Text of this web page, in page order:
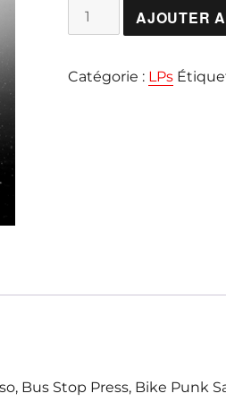
quantité
de
"s/t"
AJOUTER
Catégorie : LPs
Bus Stop Press, Bike Punk